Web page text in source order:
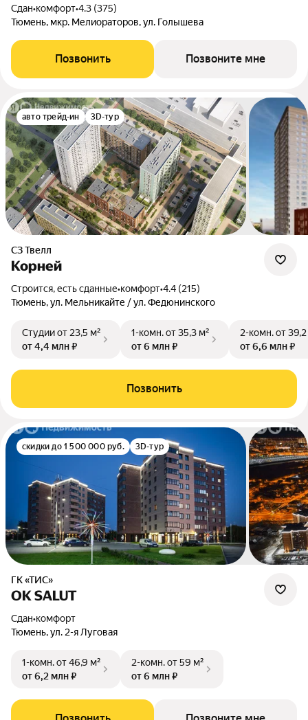
Сдан•комфорт•4.3 (375)
Тюмень, мкр. Мелиораторов, ул. Голышева
Позвонить Позвоните мне
авто трейд-ин 3D-тур
СЗ Твелл
Корней
Строится, есть сданные•комфорт•4.4 (215)
Тюмень, ул. Мельникайте / ул. Федюнинского
Студииот 23,5 м²
от 4,4 млн ₽
1-комн.от 35,3 м²
от 6 млн ₽
2-комн.от
от 6,6 млн ₽
Позвонить
скидки до 1 500 000 руб. 3D-тур
ГК «ТИС»
OK SALUT
Сдан•комфорт
Тюмень, ул. 2-я Луговая
1-комн.от 46,9 м²
от 6,2 млн ₽
2-комн.от 59 м²
от 6 млн ₽